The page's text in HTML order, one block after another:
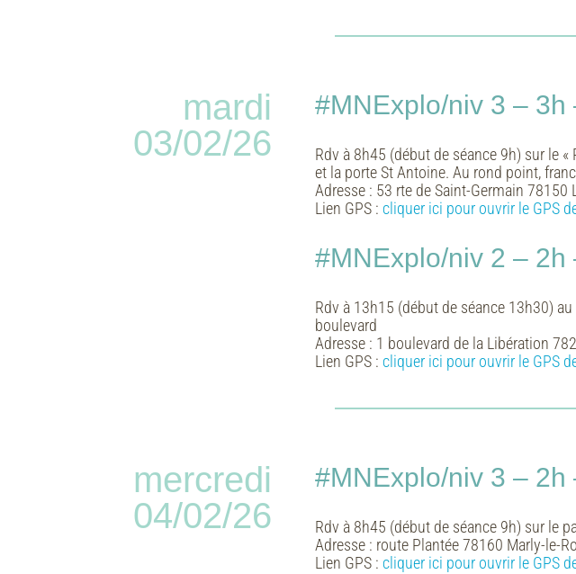
mardi
03/02/26
#MNExplo/niv 3 – 3h
Rdv à 8h45 (début de séance 9h) sur le
et la porte St Antoine. Au rond point,
Adresse : 53 rte de Saint-Germain 78150
Lien GPS :cliquer ici pour ouvrir le GPS
#MNExplo/niv 2 – 2h
Rdv à 13h15 (début de séance 13h30)
boulevard
Adresse : 1 boulevard de la Libération
Lien GPS :cliquer ici pour ouvrir le GPS
mercredi
04/02/26
#MNExplo/niv 3 – 2h
Rdv à 8h45 (début de séance 9h) sur le
Adresse : route Plantée 78160 Marly-le-
Lien GPS :cliquer ici pour ouvrir le GPS